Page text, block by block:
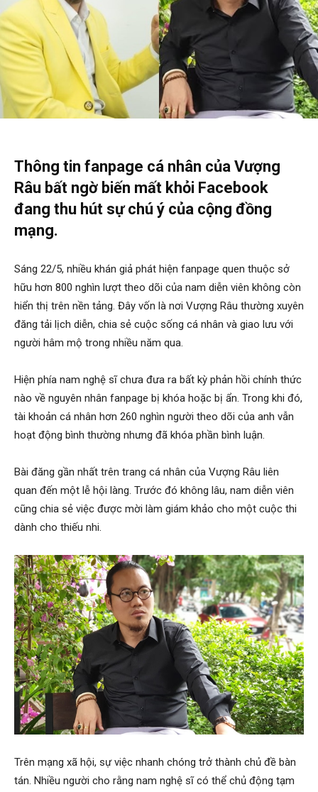
Thông tin fanpage cá nhân của Vượng
Râu bất ngờ biến mất khỏi Facebook
đang thu hút sự chú ý của cộng đồng
mạng.
Sáng 22/5, nhiều khán giả phát hiện fanpage quen thuộc sở
hữu hơn 800 nghìn lượt theo dõi của nam diễn viên không còn
hiển thị trên nền tảng. Đây vốn là nơi Vượng Râu thường xuyên
đăng tải lịch diễn, chia sẻ cuộc sống cá nhân và giao lưu với
người hâm mộ trong nhiều năm qua.
Hiện phía nam nghệ sĩ chưa đưa ra bất kỳ phản hồi chính thức
nào về nguyên nhân fanpage bị khóa hoặc bị ẩn. Trong khi đó,
tài khoản cá nhân hơn 260 nghìn người theo dõi của anh vẫn
hoạt động bình thường nhưng đã khóa phần bình luận.
Bài đăng gần nhất trên trang cá nhân của Vượng Râu liên
quan đến một lễ hội làng. Trước đó không lâu, nam diễn viên
cũng chia sẻ việc được mời làm giám khảo cho một cuộc thi
dành cho thiếu nhi.
Trên mạng xã hội, sự việc nhanh chóng trở thành chủ đề bàn
tán. Nhiều người cho rằng nam nghệ sĩ có thể chủ động tạm